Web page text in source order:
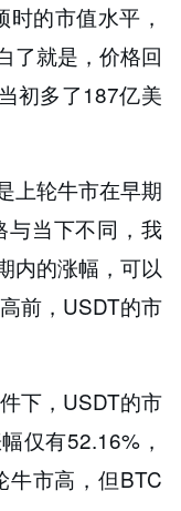
的市值水平，
了就是，价格回
初多了187亿美
上轮牛市在早期
与当下不同，我
内的涨幅，可以
前，USDT的市
下，USDT的市
仅有52.16%，
牛市高，但BTC